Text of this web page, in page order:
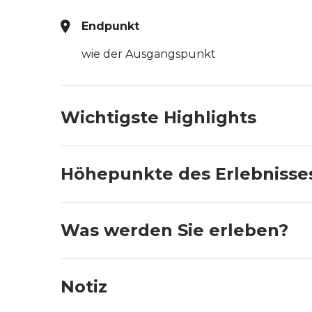
Endpunkt
wie der Ausgangspunkt
Wichtigste Highlights
Höhepunkte des
Was werden Sie erleben?
Notiz